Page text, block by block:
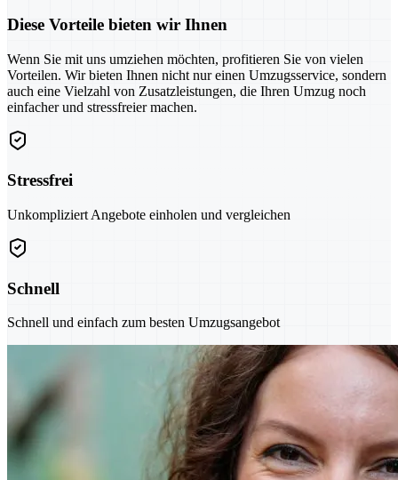
Diese Vorteile bieten wir Ihnen
Wenn Sie mit uns umziehen möchten, profitieren Sie von vielen
Vorteilen. Wir bieten Ihnen nicht nur einen Umzugsservice, sondern
auch eine Vielzahl von Zusatzleistungen, die Ihren Umzug noch
einfacher und stressfreier machen.
Stressfrei
Unkompliziert Angebote einholen und vergleichen
Schnell
Schnell und einfach zum besten Umzugsangebot